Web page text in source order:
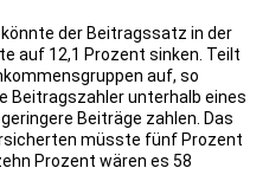
der Beitragssatz in der
auf 12,1 Prozent sinken. Teilt
auf, so
Beitragszahler unterhalb eines
Beiträge zahlen. Das
müsste fünf Prozent
Prozent wären es 58